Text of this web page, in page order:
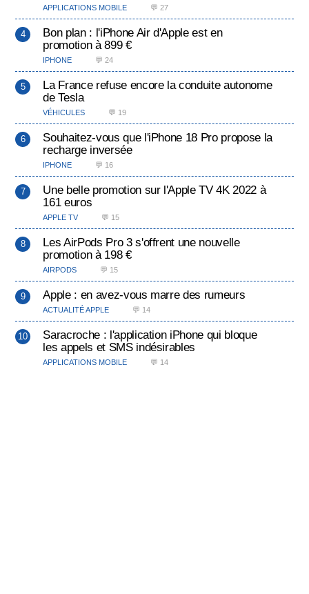
APPLICATIONS MOBILE 💬 27
Bon plan : l'iPhone Air d'Apple est en
promotion à 899 €
IPHONE 💬 24
La France refuse encore la conduite autonome
de Tesla
VÉHICULES 💬 19
Souhaitez-vous que l'iPhone 18 Pro propose la
recharge inversée
IPHONE 💬 16
Une belle promotion sur l'Apple TV 4K 2022 à
161 euros
APPLE TV 💬 15
Les AirPods Pro 3 s'offrent une nouvelle
promotion à 198 €
AIRPODS 💬 15
Apple : en avez-vous marre des rumeurs
ACTUALITÉ APPLE 💬 14
Saracroche : l'application iPhone qui bloque
les appels et SMS indésirables
APPLICATIONS MOBILE 💬 14